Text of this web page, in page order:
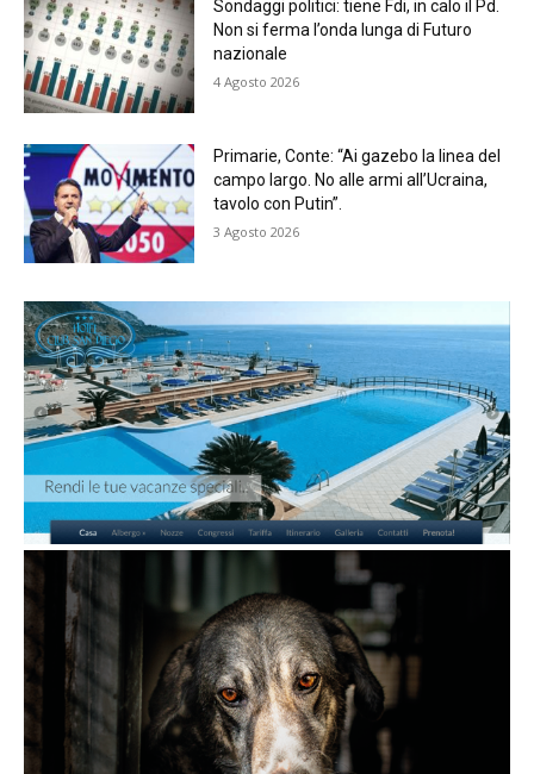
Sondaggi politici: tiene Fdi, in calo il Pd.
Non si ferma l’onda lunga di Futuro
nazionale
4 Agosto 2026
Primarie, Conte: “Ai gazebo la linea del
campo largo. No alle armi all’Ucraina,
tavolo con Putin”.
3 Agosto 2026